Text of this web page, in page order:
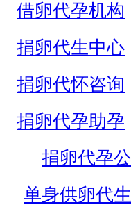
借卵代孕机构
捐卵代生中心
捐卵代怀咨询
捐卵代孕助孕
捐卵代孕
单身供卵代